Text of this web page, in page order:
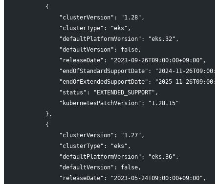
        {
            "clusterVersion": "1.28",
            "clusterType": "eks",
            "defaultPlatformVersion": "eks.32",
            "defaultVersion": false,
            "releaseDate": "2023-09-26T09:00:00+09:00",
"endOfStandardSupportDate": "2024-11-
"endOfExtendedSupportDate": "2025-11-
            "status": "EXTENDED_SUPPORT",
            "kubernetesPatchVersion": "1.28.15"
        },
        {
            "clusterVersion": "1.27",
            "clusterType": "eks",
            "defaultPlatformVersion": "eks.36",
            "defaultVersion": false,
            "releaseDate": "2023-05-24T09:00:00+09:00",